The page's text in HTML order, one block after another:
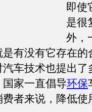
即使
是很
外，
有没有它存在的
车技术也提出了
家一直倡导环保
者来说，降低使